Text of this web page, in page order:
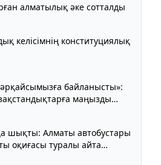
алматылық әке сотталды
байланысты»:
маңызды
шықты: Алматы автобустары
оқиғасы туралы айта